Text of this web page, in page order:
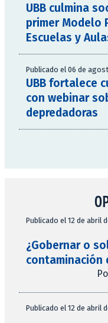
UBB culmina
primer Modelo
Escuelas y
Publicado el 06 de
UBB fortalece
con webinar
depredadoras
Publicado el 12 de abril
¿Gobernar o
contaminación
Publicado el 12 de abril